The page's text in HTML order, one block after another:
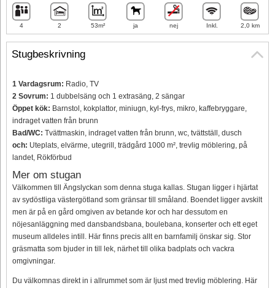
Stugbeskrivning
1 Vardagsrum: Radio, TV
2 Sovrum: 1 dubbelsäng och 1 extrasäng, 2 sängar
Öppet kök: Barnstol, kokplattor, miniugn, kyl-frys, mikro, kaffebryggare,
indraget vatten från brunn
Bad/WC: Tvättmaskin, indraget vatten från brunn, wc, tvättställ, dusch
och: Uteplats, elvärme, utegrill, trädgård 1000 m², trevlig möblering, på
landet, Rökförbud
Mer om stugan
Välkommen till Ängslyckan som denna stuga kallas. Stugan ligger i hjärtat
av sydöstliga västergötland som gränsar till småland. Boendet ligger avskilt
men är på en gård omgiven av betande kor och har dessutom en
nöjesanläggning med dansbandsbana, boulebana, konserter och ett eget
museum alldeles intill. Här finns precis allt en barnfamilj önskar sig. Stor
gräsmatta som bjuder in till lek, närhet till olika badplats och vackra
omgivningar.
Du välkomnas direkt in i allrummet som är ljust med trevlig möblering. Här
4 2 53m² ja nej Inkl. 2,0 km